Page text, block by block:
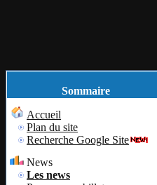
Sommaire
Accueil
Plan du site
Recherche Google Site
News
Les news